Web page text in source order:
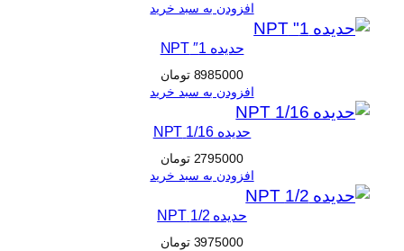
افزودن به سبد خرید
حدیده 1″ NPT
8985000 تومان
افزودن به سبد خرید
حدیده 1/16 NPT
2795000 تومان
افزودن به سبد خرید
حدیده 1/2 NPT
3975000 تومان